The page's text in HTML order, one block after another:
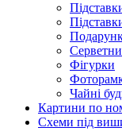
Фігурки
Чайні
Картини по
Схеми під